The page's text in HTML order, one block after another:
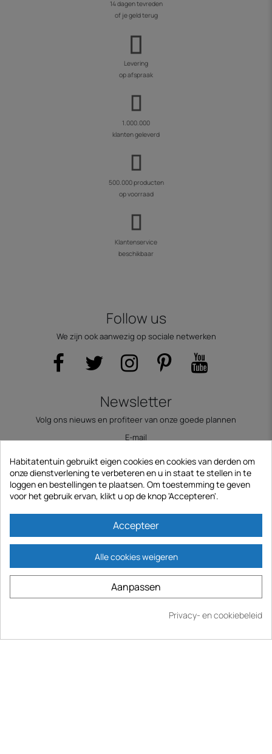
Kopen
14 dagen tevreden
of je geld terug
Levering
op afspraak
1.000.000
klanten geleverd
500.000 producten
op voorraad
Klantenservice
beschikbaar
Follow us
We zijn ook aanwezig op sociale netwerken
Newsletter
Volg ons nieuws en profiteer van onze goede plannen
E-mail
Abonneer
Informatie en kontakt
Contact us
Habitatentuin gebruikt eigen cookies en cookies van derden om
onze dienstverlening te verbeteren en u in staat te stellen in te
loggen en bestellingen te plaatsen. Om toestemming te geven
voor het gebruik ervan, klikt u op de knop 'Accepteren'.
Accepteer
Alle cookies weigeren
Aanpassen
Privacy- en cookiebeleid